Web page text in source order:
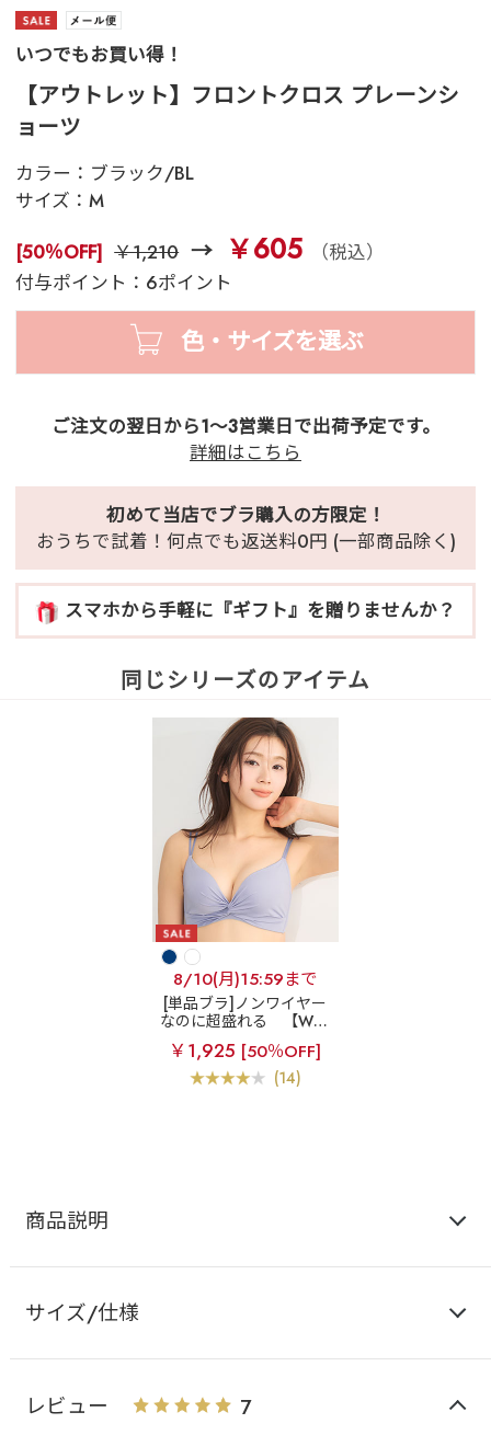
いつでもお買い得！
【アウトレット】フロントクロス プレーンシ
ョーツ
カラー： ブラック/BL
サイズ： M
[50％OFF] ￥1,210 ￥605
（税込）
付与ポイント：6ポイント
色・サイズを選ぶ
ご注文の翌日から1～3営業日で出荷予定です。
詳細はこちら
初めて当店でブラ購入の方限定！
おうちで試着！何点でも返送料0円 (一部商品除く)
スマホから手軽に『ギフト』を贈りませんか？
同じシリーズのアイテム
8/10(月)15:59まで
[単品ブラ]ノンワイヤー
なのに超盛れる
【WEB
限定】フロントクロス ノ
ンワイヤー 超盛ブラ(R)
単品ブラジャー
￥1,925 [50％OFF]
(14)
商品説明
サイズ/仕様
レビュー 7